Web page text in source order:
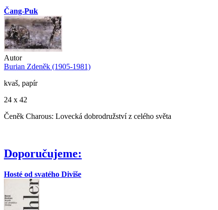
Čang-Puk
Autor
Burian Zdeněk (1905-1981)
kvaš, papír
24 x 42
Čeněk Charous: Lovecká dobrodružství z celého světa
Doporučujeme:
Hosté od svatého Diviše